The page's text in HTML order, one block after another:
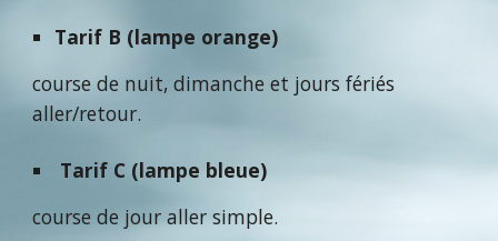
Tarif B (lampe orange)
course de nuit, dimanche et jours fériés
aller/retour.
Tarif C (lampe bleue)
course de jour aller simple.